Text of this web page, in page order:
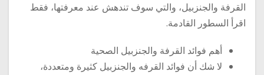
القرفة والجنزبيل، والتي سوف تندهش عند معرفتها، فقط
اقرأ السطور القادمة.
أهم فوائد القرفة والجنزبيل الصحية
لا شك أن فوائد القرفه والجنزبيل كثيرة ومتعددة،